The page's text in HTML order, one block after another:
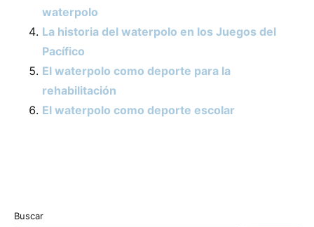
waterpolo
La historia del waterpolo en los Juegos del
Pacífico
El waterpolo como deporte para la
rehabilitación
El waterpolo como deporte escolar
Buscar